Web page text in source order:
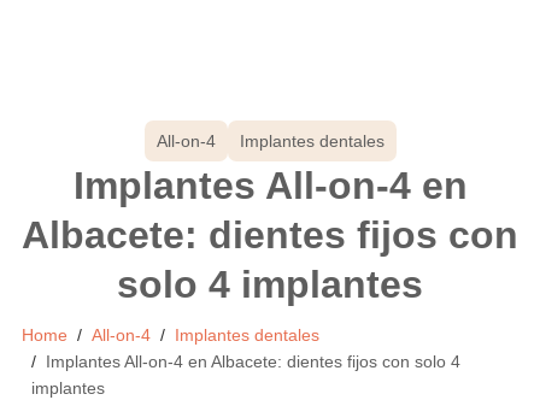
All-on-4 Implantes dentales
Implantes All-on-4 en
Albacete: dientes fijos con
solo 4 implantes
Home All-on-4
Implantes dentales
Implantes All-on-4 en Albacete: dientes fijos con solo 4
implantes